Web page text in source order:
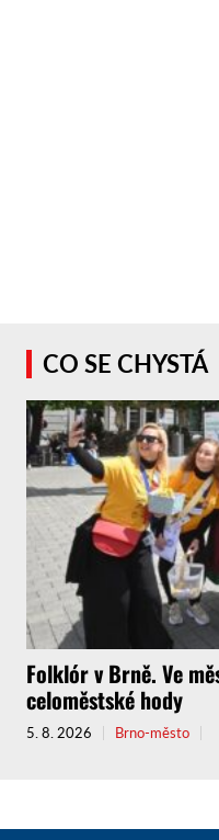
CO SE CHYSTÁ
Folklór v Brně. Ve
celoměstské hody
5. 8. 2026 Brno-město